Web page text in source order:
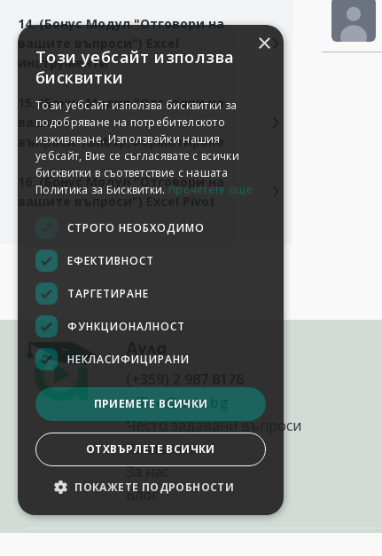
14. (Бонус Модул "Отговори на
вашите въпроси") Excel
инструменти
15. (Бонус Модул "Отговори на
вашите
въпроси")&nbsp;Форматиране
16. (Бонус Модул "Отговори на
вашите въпроси") Excel Pivot
office@aula.bg
Често задавани въпроси
Контакти
За нас
Блог
×
Този уебсайт използва
бисквитки
Този уебсайт използва бисквитки за
подобряване на потребителското
изживяване. Използвайки нашия
уебсайт, Вие се съгласявате с всички
бисквитки в съответствие с нашата
Политика за Бисквитки. Прочетете още
СТРОГО НЕОБХОДИМО
ЕФЕКТИВНОСТ
ТАРГЕТИРАНЕ
ФУНКЦИОНАЛНОСТ
НЕКЛАСИФИЦИРАНИ
ПРИЕМЕТЕ ВСИЧКИ
ОТХВЪРЛЕТЕ ВСИЧКИ
ПОКАЖЕТЕ ПОДРОБНОСТИ